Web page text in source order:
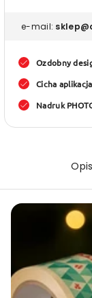
z
choinki
-
e-mail:
Ozdobny
Cicha aplikacja
Nadruk
Opis